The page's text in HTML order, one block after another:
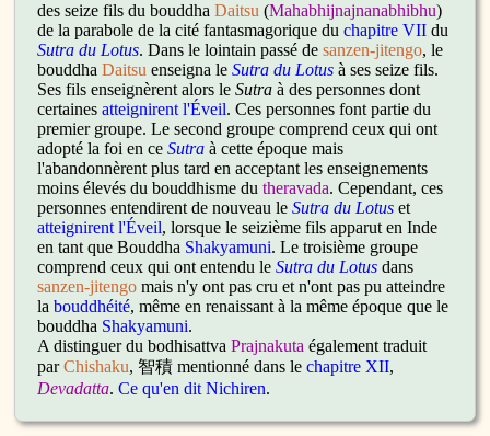
des seize fils du bouddhaDaitsu (Mahabhijnajnanabhibhu)
de la parabole de la cité fantasmagorique duchapitre VIIdu
Sutra du Lotus. Dans le lointain passé desanzen-jitengo, le
bouddhaDaitsu enseigna leSutra du Lotus à ses seize fils.
Ses fils enseignèrent alors leSutra à des personnes dont
certainesatteignirent l'Éveil. Ces personnes font partie du
premier groupe. Le second groupe comprend ceux qui ont
adopté la foi en ceSutra à cette époque mais
l'abandonnèrent plus tard en acceptant les enseignements
moins élevés du bouddhisme dutheravada. Cependant, ces
personnes entendirent de nouveau leSutra du Lotus et
atteignirent l'Éveil, lorsque le seizième fils apparut en Inde
en tant que Bouddha Shakyamuni. Le troisième groupe
comprend ceux qui ont entendu leSutra du Lotus dans
sanzen-jitengo mais n'y ont pas cru et n'ont pas pu atteindre
labouddhéité, même en renaissant à la même époque que le
bouddha Shakyamuni.
A distinguer du bodhisattvaPrajnakuta également traduit
parChishaku, 智積 mentionné dans lechapitre XII,
Devadatta.Ce qu'en dit Nichiren.